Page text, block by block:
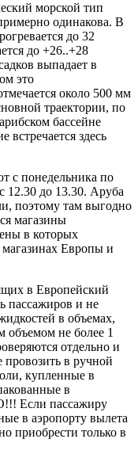
морской тип
одинакова. В
до 32
до +26..+28
выпадает в
это
около 500 мм
траектории, по
бассейне
встречается здесь
с понедельника по
12.30 до 13.30. Аруба
поэтому там выгодно
магазины
в которых
Европы и
в Европейский
пассажиров и не
в объемах,
не более 1
отдельно и
в ручной
купленные в
в
Если пассажиру
в аэропорту вылета
приобрести только в